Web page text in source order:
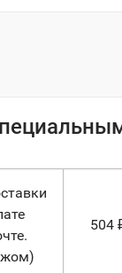
504